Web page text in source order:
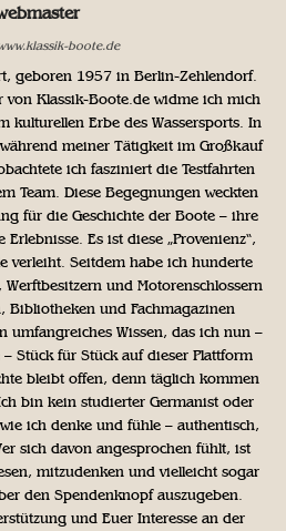
boote.de
geboren 1957 in Berlin-Zehlendorf.
von Klassik-Boote.de widme ich mich
kulturellen Erbe des Wassersports. In
meiner Tätigkeit im Großkauf
ich fasziniert die Testfahrten
Team. Diese Begegnungen weckten
für die Geschichte der Boote – ihre
Es ist diese „Provenienz“,
verleiht. Seitdem habe ich hunderte
und Motorenschlossern
Bibliotheken und Fachmagazinen
umfangreiches Wissen, das ich nun –
Stück für Stück auf dieser Plattform
bleibt offen, denn täglich kommen
bin kein studierter Germanist oder
ich denke und fühle – authentisch,
sich davon angesprochen fühlt, ist
mitzudenken und vielleicht sogar
den Spendenknopf auszugeben.
und Euer Interesse an der